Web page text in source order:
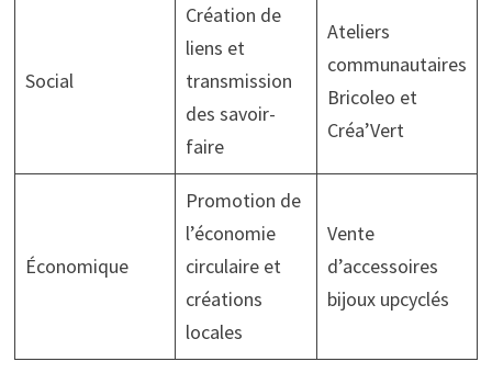
Social
Création de
liens et
transmission
des savoir-
faire
Ateliers
communautaires
Bricoleo et
Créa’Vert
Économique
Promotion de
l’économie
circulaire et
créations
locales
Vente
d’accessoires
bijoux upcyclés